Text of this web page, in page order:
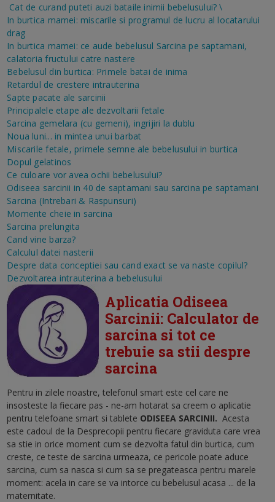
Cat de curand puteti auzi bataile inimii bebelusului? \
In burtica mamei: miscarile si programul de lucru al locatarului
drag
In burtica mamei: ce aude bebelusul Sarcina pe saptamani,
calatoria fructului catre nastere
Bebelusul din burtica: Primele batai de inima
Retardul de crestere intrauterina
Sapte pacate ale sarcinii
Principalele etape ale dezvoltarii fetale
Sarcina gemelara (cu gemeni), ingrijiri la dublu
Noua luni... in mintea unui barbat
Miscarile fetale, primele semne ale bebelusului in burtica
Dopul gelatinos
Ce culoare vor avea ochii bebelusului?
Odiseea sarcinii in 40 de saptamani sau sarcina pe saptamani
Sarcina (Intrebari & Raspunsuri)
Momente cheie in sarcina
Sarcina prelungita
Cand vine barza?
Calculul datei nasterii
Despre data conceptiei sau cand exact se va naste copilul?
Dezvoltarea intrauterina a bebelusului
Aplicatia Odiseea
Sarcinii: Calculator de
sarcina si tot ce
trebuie sa stii despre
sarcina
Pentru in zilele noastre, telefonul smart este cel care ne
insosteste la fiecare pas - ne-am hotarat sa creem o aplicatie
pentru telefoane smart si tablete ODISEEA SARCINII. Acesta
este cadoul de la Desprecopii pentru fiecare graviduta care vrea
sa stie in orice moment cum se dezvolta fatul din burtica, cum
creste, ce teste de sarcina urmeaza, ce pericole poate aduce
sarcina, cum sa nasca si cum sa se pregateasca pentru marele
moment: acela in care se va intorce cu bebelusul acasa ... de la
maternitate.